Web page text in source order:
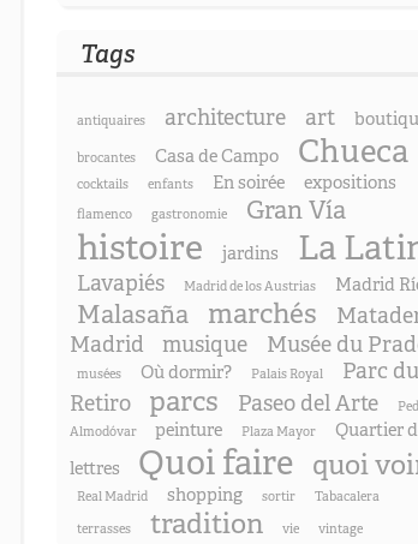
Tags
antiquaires architecture art
brocantes Casa de Campo Chueca
cocktails enfants En soirée expositions
flamenco gastronomie Gran Vía
histoire jardins La
Lavapiés Madrid de los Austrias Madrid
Malasaña marchés
Madrid
musique Musée du
musées Où dormir? Palais Royal
Parc du
Retiro
parcs Paseo del Arte
Almodóvar
peinture Plaza Mayor
Quartier
lettres
Quoi faire quoi
Real Madrid shopping sortir Tabacalera
terrasses tradition vie vintage